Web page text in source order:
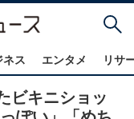
ネス エンタメ リサ
ビキニショッ